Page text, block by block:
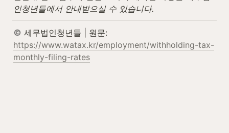
인청년들에서 안내받으실 수 있습니다.
https://www.watax.kr/employment/withholding-tax-
monthly-filing-rates